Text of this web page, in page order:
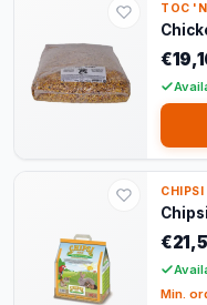
TOC
CHIPSI
Min.